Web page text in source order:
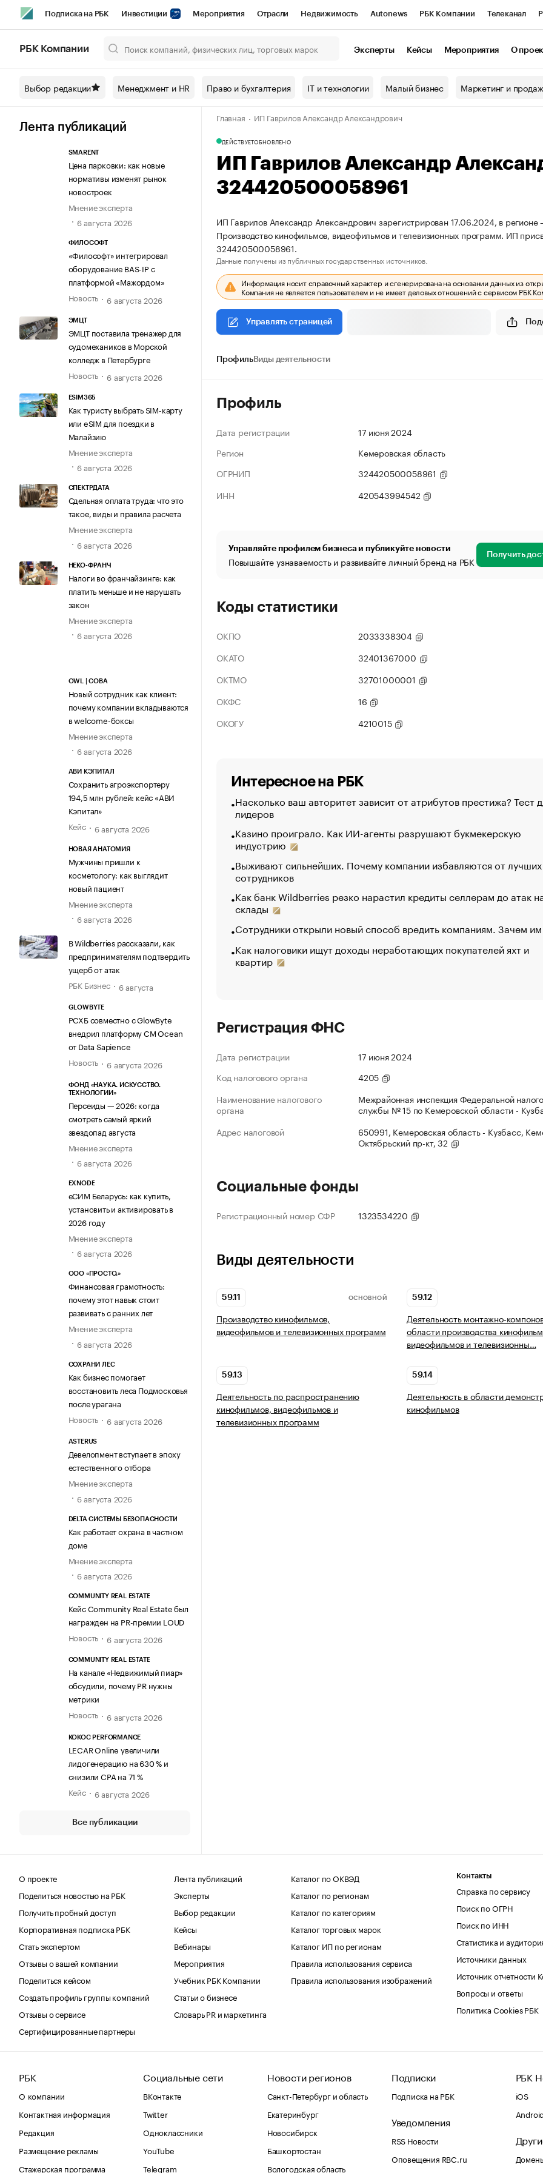
Подписка на РБК Инвестиции Мероприятия Отрасли Недвижимость Autonews РБК Компании Телеканал
Спецпроекты СПб Конференции СПб Спецпроекты Проверка контрагентов
Технологии и медиа Рынок наличной валюты
РБК Компании Эксперты Кейсы Мероприятия О
Выбор редакции Менеджмент и HR Право и бухгалтерия IT и технологии Малый бизнес Маркетинг и
Лента публикаций
SMARENT
Цена парковки: как новые
нормативы изменят рынок
новостроек
Мнение эксперта
6 августа 2026
ФИЛОСОФТ
«Философт» интегрировал
оборудование BAS-IP с
платформой «Мажордом»
Новость
6 августа 2026
ЭМЦТ
ЭМЦТ поставила тренажер для
судомехаников в Морской
колледж в Петербурге
Новость
6 августа 2026
ESIM365
Как туристу выбрать SIM-карту
или eSIM для поездки в
Малайзию
Мнение эксперта
6 августа 2026
СПЕКТРДАТА
Сдельная оплата труда: что это
такое, виды и правила расчета
Мнение эксперта
6 августа 2026
НЕКО-ФРАНЧ
Налоги во франчайзинге: как
платить меньше и не нарушать
закон
Мнение эксперта
6 августа 2026
OWL | СОВА
Новый сотрудник как клиент:
почему компании вкладываются
в welcome-боксы
Мнение эксперта
6 августа 2026
АВИ КЭПИТАЛ
Сохранить агроэкспортеру
194,5 млн рублей: кейс «АВИ
Кэпитал»
Кейс
6 августа 2026
НОВАЯ АНАТОМИЯ
Мужчины пришли к
косметологу: как выглядит
новый пациент
Мнение эксперта
6 августа 2026
В Wildberries рассказали, как
предпринимателям подтвердить
ущерб от атак
РБК Бизнес
6 августа
GLOWBYTE
РСХБ совместно с GlowByte
внедрил платформу CM Ocean
от Data Sapience
Новость
6 августа 2026
ФОНД «НАУКА. ИСКУССТВО.
ТЕХНОЛОГИИ»
Персеиды — 2026: когда
смотреть самый яркий
звездопад августа
Мнение эксперта
6 августа 2026
EXNODE
еСИМ Беларусь: как купить,
установить и активировать в
2026 году
Мнение эксперта
6 августа 2026
ООО «ПРОСТО.»
Финансовая грамотность:
почему этот навык стоит
развивать с ранних лет
Мнение эксперта
6 августа 2026
СОХРАНИ ЛЕС
Как бизнес помогает
восстановить леса Подмосковья
после урагана
Новость
6 августа 2026
ASTERUS
Девелопмент вступает в эпоху
естественного отбора
Мнение эксперта
6 августа 2026
DELTA СИСТЕМЫ БЕЗОПАСНОСТИ
Как работает охрана в частном
доме
Мнение эксперта
6 августа 2026
COMMUNITY REAL ESTATE
Кейс Community Real Estate был
награжден на PR-премии LOUD
Новость
6 августа 2026
COMMUNITY REAL ESTATE
На канале «Недвижимый пиар»
обсудили, почему PR нужны
метрики
Новость
6 августа 2026
KOKOC PERFORMANCE
LECAR Online увеличили
лидогенерацию на 630 % и
снизили CPA на 71 %
Кейс
6 августа 2026
Все публикации
Главная ИП Гаврилов Александр Александрович
ДЕЙСТВУЕТОБНОВЛЕНО
ИП Гаврилов Александр
324420500058961
ИП Гаврилов Александр Александрович зарегистрирован 17.06.2024, в
Производство кинофильмов, видеофильмов и телевизионных программ. ИП
324420500058961.
Данные получены из публичных государственных источников.
Информация носит справочный характер и сгенерирована на основании данных из
Компания не является пользователем и не имеет деловых отношений с сервисом РБК
Управлять страницей
ПрофильВиды деятельности
Профиль
Дата регистрации
17 июня 2024
Регион
Кемеровская область
ОГРНИП
324420500058961
ИНН
420543994542
Управляйте профилем бизнеса и публикуйте новости
Повышайте узнаваемость и развивайте личный бренд на РБК Получить
Коды статистики
ОКПО
2033338304
ОКАТО
32401367000
ОКТМО
32701000001
ОКФС
16
ОКОГУ
4210015
Интересное на РБК
Насколько ваш авторитет зависит от атрибутов престижа? Тест
лидеров
Казино проиграло. Как ИИ-агенты разрушают букмекерскую
индустрию
Выживают сильнейших. Почему компании избавляются от лучших
сотрудников
Как банк Wildberries резко нарастил кредиты селлерам до атак
склады
Сотрудники открыли новый способ вредить компаниям. Зачем
Как налоговики ищут доходы неработающих покупателей яхт и
квартир
Регистрация ФНС
Дата регистрации
17 июня 2024
Код налогового органа
4205
Наименование налогового
органа
Межрайонная инспекция Федеральной
службы № 15 по Кемеровской области -
Адрес налоговой
650991, Кемеровская область - Кузбасс,
Октябрьский пр-кт, 32
Социальные фонды
Регистрационный номер СФР 1323534220
Виды деятельности
59.11 ОСНОВНОЙ
Производство кинофильмов,
видеофильмов и телевизионных программ
59.12
Деятельность монтажно-
области производства
видеофильмов и телевизионны…
59.13
Деятельность по распространению
кинофильмов, видеофильмов и
телевизионных программ
59.14
Деятельность в области
кинофильмов
О проекте
Поделиться новостью на РБК
Получить пробный доступ
Корпоративная подписка РБК
Стать экспертом
Отзывы о вашей компании
Поделиться кейсом
Создать профиль группы компаний
Отзывы о сервисе
Сертифицированные партнеры
Лента публикаций
Эксперты
Выбор редакции
Кейсы
Вебинары
Мероприятия
Учебник РБК Компании
Статьи о бизнесе
Словарь PR и маркетинга
Каталог по ОКВЭД
Каталог по регионам
Каталог по категориям
Каталог торговых марок
Каталог ИП по регионам
Правила использования сервиса
Правила использования изображений
Контакты
Справка по сервису
Поиск по ОГРН
Поиск по ИНН
Статистика и
Источники данных
Источник отчетности
Вопросы и ответы
Политика Cookies РБК
РБК
О компании
Контактная информация
Редакция
Размещение рекламы
Стажерская программа
Социальные сети
ВКонтакте
Twitter
Одноклассники
YouTube
Telegram
Новости регионов
Санкт-Петербург и область
Екатеринбург
Новосибирск
Башкортостан
Вологодская область
Подписки
Подписка на РБК
Уведомления
RSS Новости
Оповещения RBC.ru
РБК
iOS